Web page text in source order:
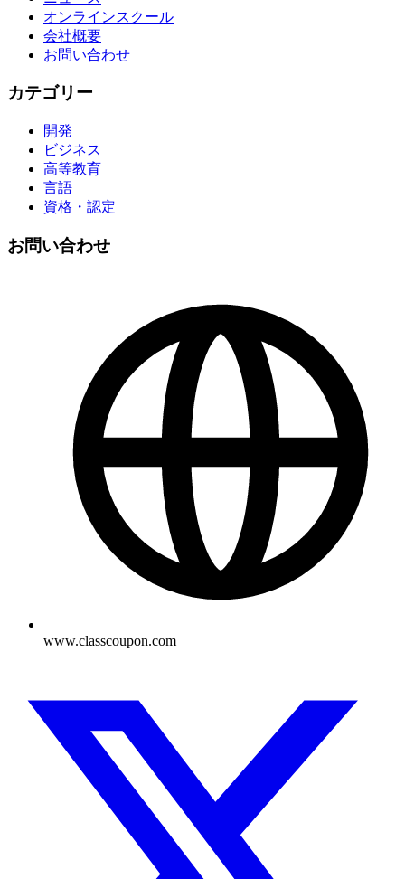
オンラインスクール
会社概要
お問い合わせ
カテゴリー
開発
ビジネス
高等教育
言語
資格・認定
お問い合わせ
www.classcoupon.com